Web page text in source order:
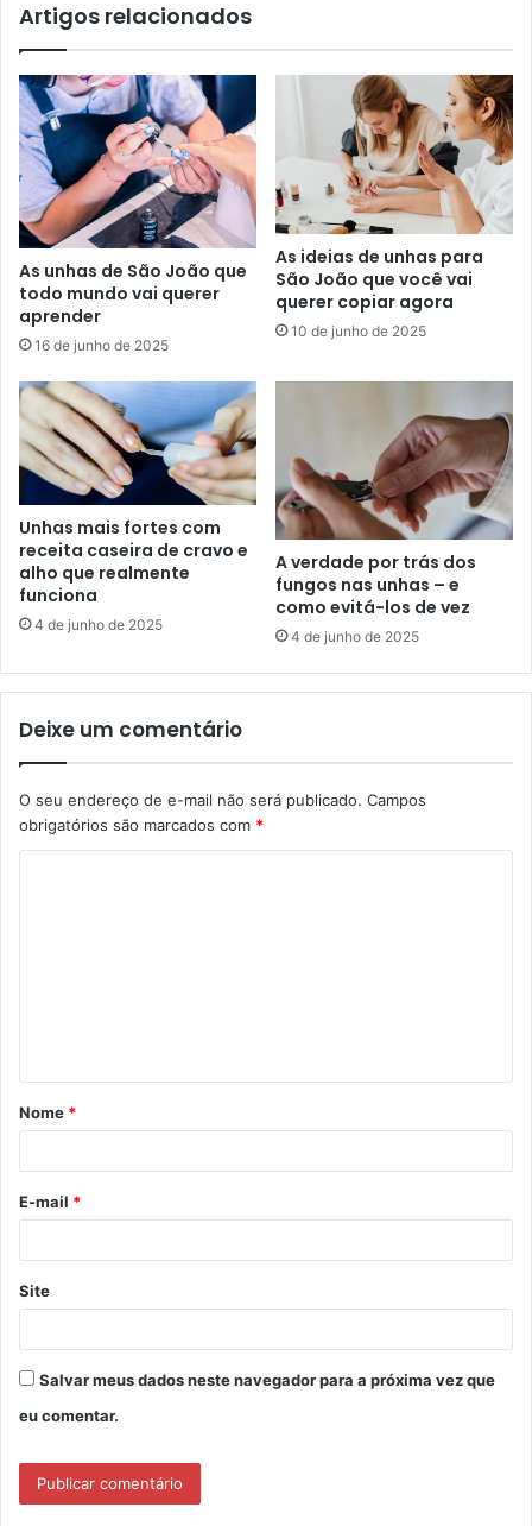
Artigos relacionados
As unhas de São João que
todo mundo vai querer
aprender
16 de junho de 2025
As ideias de unhas para
São João que você vai
querer copiar agora
10 de junho de 2025
Unhas mais fortes com
receita caseira de cravo e
alho que realmente
funciona
4 de junho de 2025
A verdade por trás dos
fungos nas unhas – e
como evitá-los de vez
4 de junho de 2025
Deixe um comentário
O seu endereço de e-mail não será publicado. Campos
obrigatórios são marcados com *
á
r
*
Nome *
E-mail *
Site
Salvar meus dados neste navegador para a próxima vez que
eu comentar.